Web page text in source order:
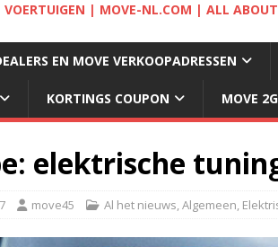
VOERTUIGEN | MOVE-NL.COM | ALL
EN MOVE VERKOOPADRESSEN
KORTINGS COUPON MOVE
elektrische
move45 Al het nieuws,Algemeen,